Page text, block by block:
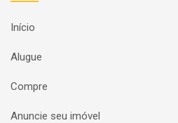
Início
Alugue
Compre
Anuncie seu imóvel